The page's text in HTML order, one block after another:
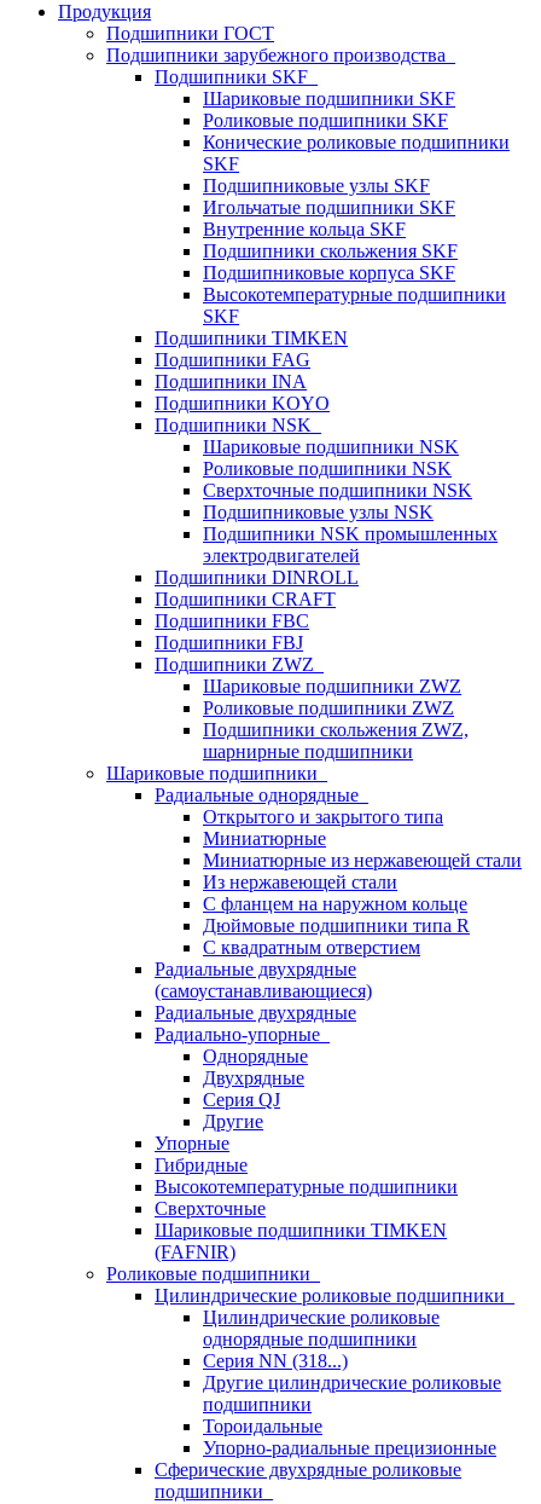
Продукция
Подшипники ГОСТ
Подшипники зарубежного производства
Подшипники SKF
Шариковые подшипники SKF
Роликовые подшипники SKF
Конические роликовые подшипники
SKF
Подшипниковые узлы SKF
Игольчатые подшипники SKF
Внутренние кольца SKF
Подшипники скольжения SKF
Подшипниковые корпуса SKF
Высокотемпературные подшипники
SKF
Подшипники TIMKEN
Подшипники FAG
Подшипники INA
Подшипники KOYO
Подшипники NSK
Шариковые подшипники NSK
Роликовые подшипники NSK
Сверхточные подшипники NSK
Подшипниковые узлы NSK
Подшипники NSK промышленных
электродвигателей
Подшипники DINROLL
Подшипники CRAFT
Подшипники FBC
Подшипники FBJ
Подшипники ZWZ
Шариковые подшипники ZWZ
Роликовые подшипники ZWZ
Подшипники скольжения ZWZ,
шарнирные подшипники
Шариковые подшипники
Радиальные однорядные
Открытого и закрытого типа
Миниатюрные
Миниатюрные из нержавеющей стали
Из нержавеющей стали
С фланцем на наружном кольце
Дюймовые подшипники типа R
С квадратным отверстием
Радиальные двухрядные
(самоустанавливающиеся)
Радиальные двухрядные
Радиально-упорные
Однорядные
Двухрядные
Серия QJ
Другие
Упорные
Гибридные
Высокотемпературные подшипники
Сверхточные
Шариковые подшипники TIMKEN
(FAFNIR)
Роликовые подшипники
Цилиндрические роликовые подшипники
Цилиндрические роликовые
однорядные подшипники
Серия NN (318...)
Другие цилиндрические роликовые
подшипники
Тороидальные
Упорно-радиальные прецизионные
Сферические двухрядные роликовые
подшипники